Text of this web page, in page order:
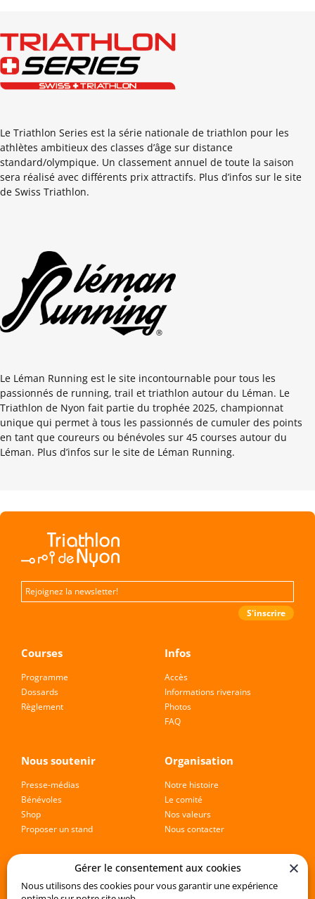
Le Triathlon Series est la série nationale de triathlon pour les
athlètes ambitieux des classes d’âge sur distance
standard/olympique. Un classement annuel de toute la saison
sera réalisé avec différents prix attractifs. Plus d’infos sur le site
de Swiss Triathlon.
Le Léman Running est le site incontournable pour tous les
passionnés de running, trail et triathlon autour du Léman. Le
Triathlon de Nyon fait partie du trophée 2025, championnat
unique qui permet à tous les passionnés de cumuler des points
en tant que coureurs ou bénévoles sur 45 courses autour du
Léman. Plus d’infos sur le site de Léman Running.
Courses
Programme
Dossards
Règlement
Infos
Accès
Informations riverains
Photos
FAQ
Nous soutenir
Presse-médias
Bénévoles
Shop
Proposer un stand
Organisation
Notre histoire
Le comité
Nos valeurs
Nous contacter
Suivez l’évènement
Gérer le consentement aux cookies
Nous utilisons des cookies pour vous garantir une expérience